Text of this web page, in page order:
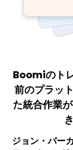
Boomiのト
前のプラッ
た統合作業
ジョン・パー